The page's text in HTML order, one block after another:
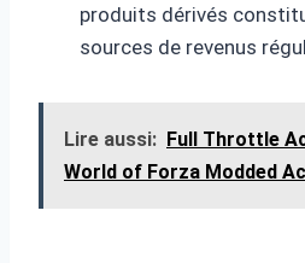
produits dérivés
sources de revenus
Lire aussi: Full Throttle
World of Forza Modded